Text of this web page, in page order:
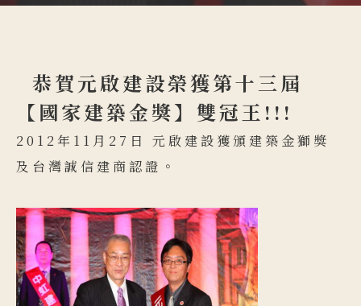
恭賀元啟建設榮獲第十三屆
【國家建築金獎】雙冠王!!!
2012年11月27日 元啟建設獲頒建築金獅獎
及台灣誠信建商認證。